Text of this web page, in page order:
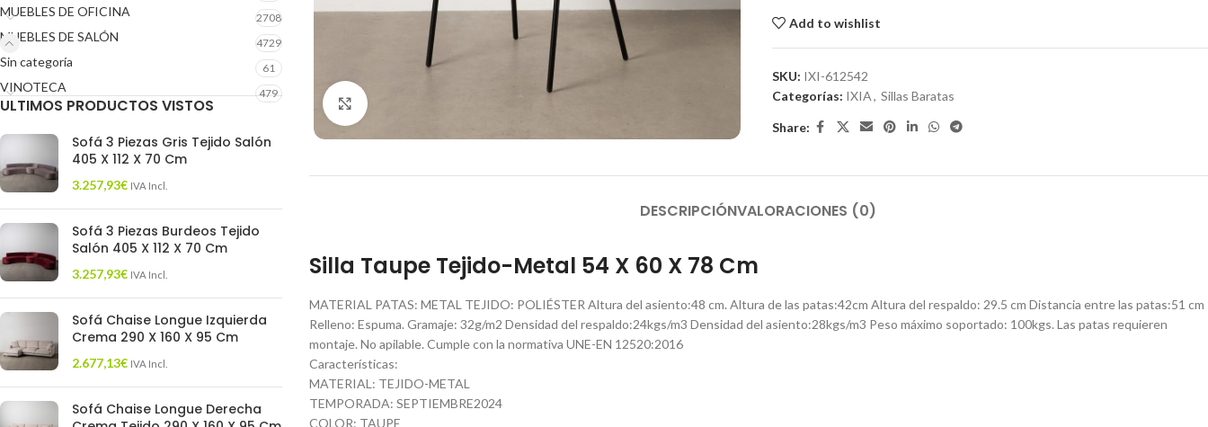
MUEBLES DE OFICINA 2708
MUEBLES DE SALÓN 4729
Sin categoría 61
VINOTECA 479
ULTIMOS PRODUCTOS VISTOS
Sofá 3 Piezas Gris Tejido Salón
405 X 112 X 70 Cm
3.257,93€ IVA Incl.
Sofá 3 Piezas Burdeos Tejido
Salón 405 X 112 X 70 Cm
3.257,93€ IVA Incl.
Sofá Chaise Longue Izquierda
Crema 290 X 160 X 95 Cm
2.677,13€ IVA Incl.
Sofá Chaise Longue Derecha
Click to enlarge
Add to wishlist
SKU: IXI-612542
Categorías: IXIA, Sillas Baratas
Share:
DESCRIPCIÓNVALORACIONES (0)
Silla Taupe Tejido-Metal 54 X 60 X 78 Cm
MATERIAL PATAS: METAL TEJIDO: POLIÉSTER Altura del asiento:48 cm. Altura de las patas:42cm Altura del respaldo: 29.5 cm Distancia entre las patas:51 cm
Relleno: Espuma. Gramaje: 32g/m2 Densidad del respaldo:24kgs/m3 Densidad del asiento:28kgs/m3 Peso máximo soportado: 100kgs. Las patas requieren
montaje. No apilable. Cumple con la normativa UNE-EN 12520:2016
Características:
MATERIAL: TEJIDO-METAL
TEMPORADA: SEPTIEMBRE2024
COLOR: TAUPE